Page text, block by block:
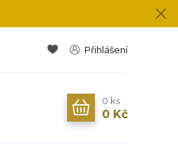
Přihlášení
0 ks
0 Kč